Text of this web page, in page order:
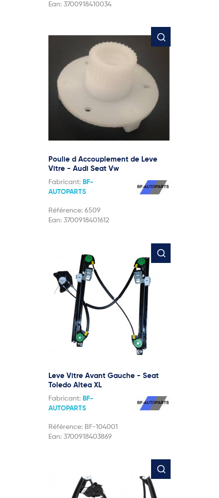
Ean: 3700918410034
Poulie d Accouplement de Leve
Vitre - Audi Seat Vw
Fabricant: BF-
AUTOPARTS
Référence: 6509
Ean: 3700918401612
Leve Vitre Avant Gauche - Seat
Toledo Altea XL
Fabricant: BF-
AUTOPARTS
Référence: BF-104001
Ean: 3700918403869